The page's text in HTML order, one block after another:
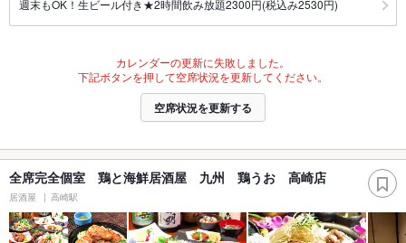
週末もOK！生ビール付き★2時間飲み放題2300円(税込み2530円)
カレンダーの更新に失敗しました。
下記ボタンを押して空席状況を更新してください。
空席状況を更新する
全席完全個室 鶏と海鮮居酒屋 九州 鶏うお 高崎店
居酒屋 高崎駅